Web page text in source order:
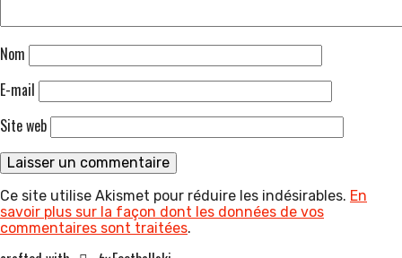
Nom
E-mail
Site web
Ce site utilise Akismet pour réduire les indésirables. En
savoir plus sur la façon dont les données de vos
commentaires sont traitées.